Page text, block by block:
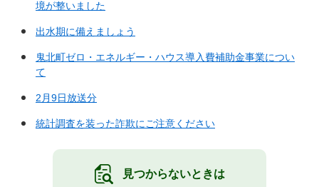
境が整いました
出水期に備えましょう
鬼北町ゼロ・エネルギー・ハウス導入費補助金事業につい
て
2月9日放送分
統計調査を装った詐欺にご注意ください
見つからないときは